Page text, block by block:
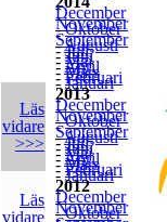
Läs
vidare
>>>
Läs
vidare
-
December
-
November
-Oktober
-
September
-Augusti
-Juli
-Juni
- Maj
- April
-Mars
-Februari
- Januari
2013
-
December
-
November
-Oktober
-
September
-Augusti
-Juli
-Juni
- Maj
- April
-Mars
-Februari
- Januari
2012
-
December
-
November
-Oktober
-